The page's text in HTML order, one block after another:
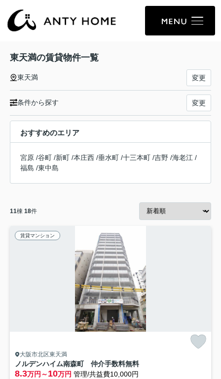
東天満の賃貸物件一覧
東天満 変更
条件から探す 変更
おすすめのエリア
宮原 /谷町 /新町 /本庄西 /垂水町 /十三本町 /吉野 /海老江 /
福島 /東中島
11棟 18件
賃貸マンション
大阪市北区東天満
ノルデンハイム南森町 仲介手数料無料
8.3万円～10万円 管理/共益費10,000円